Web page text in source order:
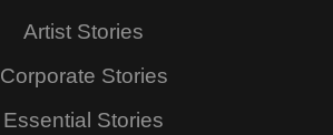
Artist Stories
Corporate Stories
Essential Stories